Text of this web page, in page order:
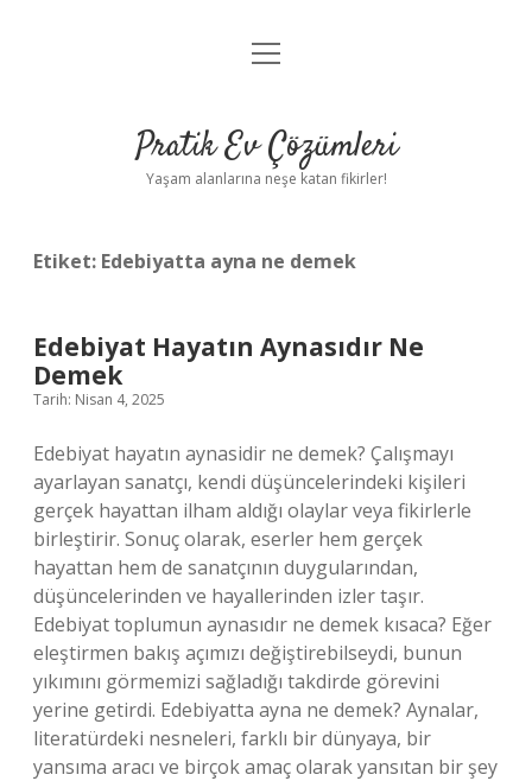
Anasayfa
Yasal Uyarı
menüyü
Pratik Ev Çözümleri
Yaşam alanlarına neşe katan fikirler!
Etiket: Edebiyatta ayna ne demek
Edebiyat Hayatın Aynasıdır Ne
Demek
Tarih: Nisan 4, 2025
Edebiyat hayatın aynasidir ne demek? Çalışmayı
ayarlayan sanatçı, kendi düşüncelerindeki kişileri
gerçek hayattan ilham aldığı olaylar veya fikirlerle
birleştirir. Sonuç olarak, eserler hem gerçek
hayattan hem de sanatçının duygularından,
düşüncelerinden ve hayallerinden izler taşır.
Edebiyat toplumun aynasıdır ne demek kısaca? Eğer
eleştirmen bakış açımızı değiştirebilseydi, bunun
yıkımını görmemizi sağladığı takdirde görevini
yerine getirdi. Edebiyatta ayna ne demek? Aynalar,
literatürdeki nesneleri, farklı bir dünyaya, bir
yansıma aracı ve birçok amaç olarak yansıtan bir şey